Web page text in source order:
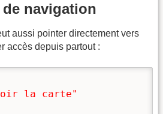
navigation
aussi pointer directement vers
accès depuis partout :
la carte"